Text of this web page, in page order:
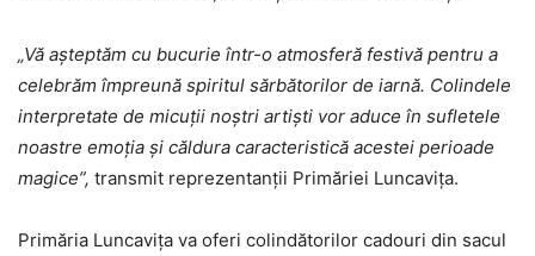
„Vă așteptăm cu bucurie într-o atmosferă festivă pentru a
celebrăm împreună spiritul sărbătorilor de iarnă. Colindele
interpretate de micuții noștri artiști vor aduce în sufletele
noastre emoția și căldura caracteristică acestei perioade
magice”, transmit reprezentanții Primăriei Luncaviţa.
Primăria Luncavița va oferi colindătorilor cadouri din sacul